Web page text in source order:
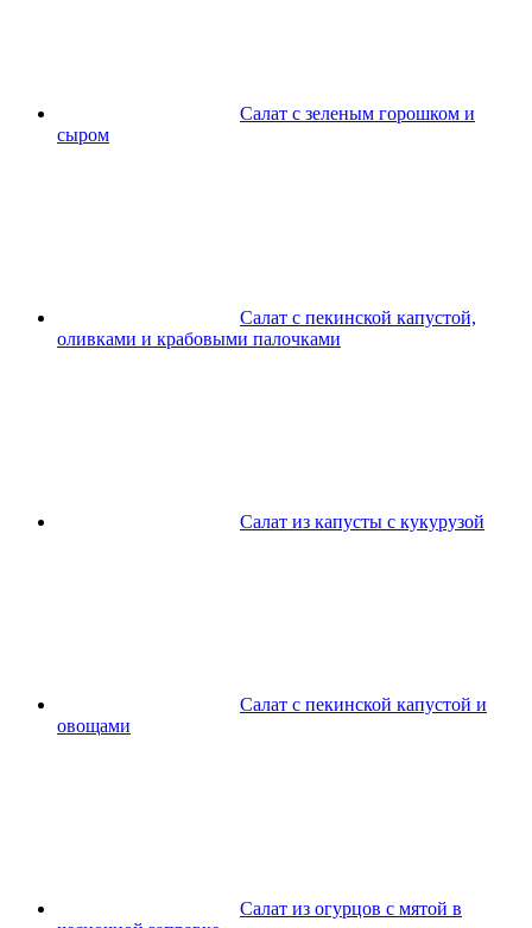
Салат с зеленым горошком и
сыром
Салат с пекинской капустой,
оливками и крабовыми палочками
Салат из капусты с кукурузой
Салат с пекинской капустой и
овощами
Салат из огурцов с мятой в